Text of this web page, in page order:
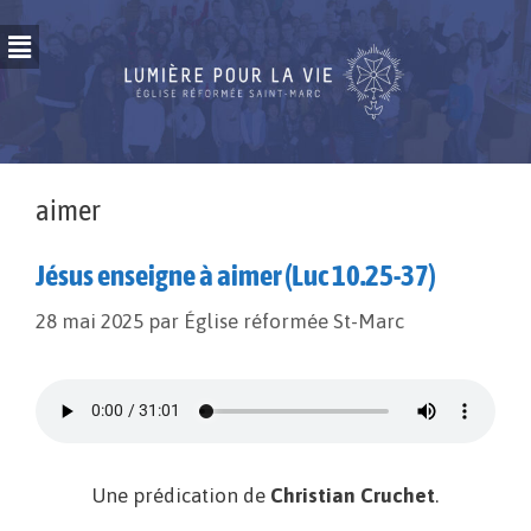
aimer
Jésus enseigne à aimer (Luc 10.25-37)
28 mai 2025 par Église réformée St-Marc
Une prédication de Christian Cruchet.